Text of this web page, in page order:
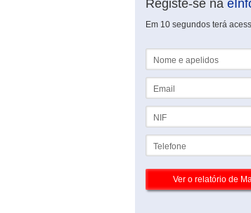
Registe-se na
Em 10 segundos terá